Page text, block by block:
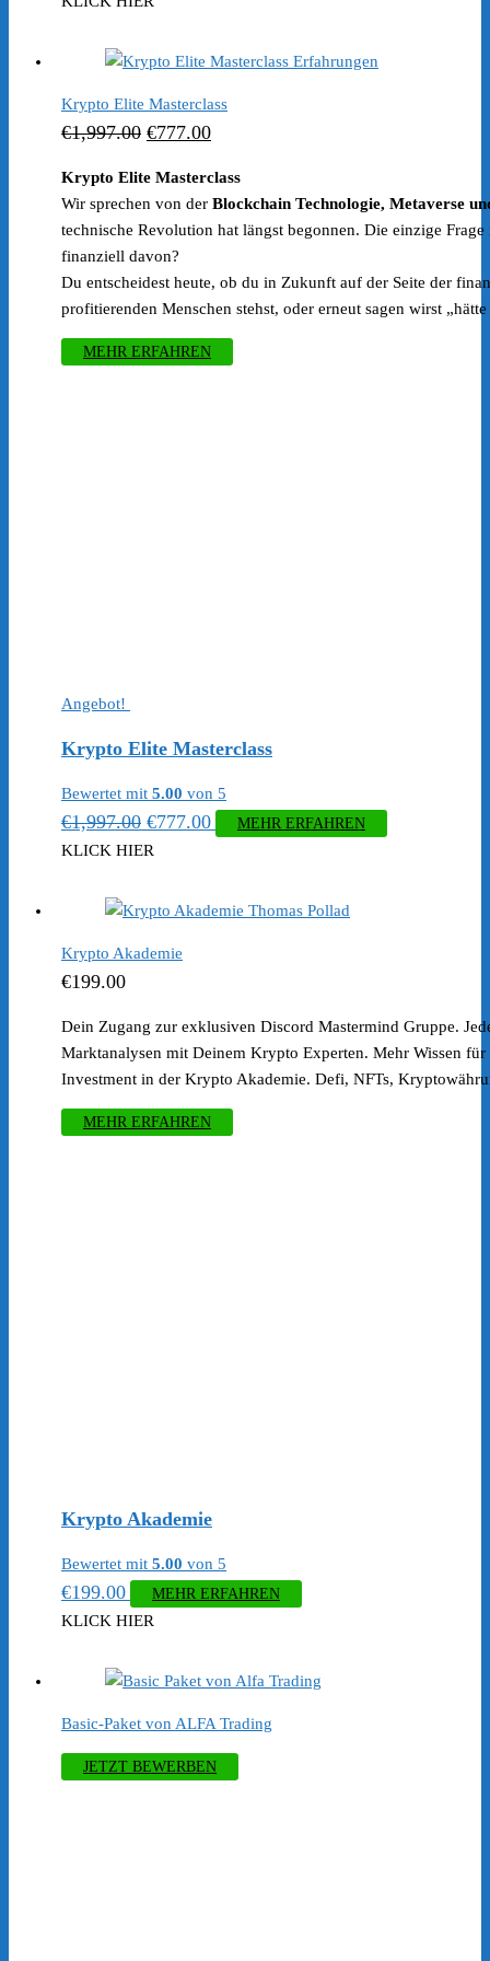
€79.00€49.00.
Krypto Elite Masterclass
€1,997.00 Ursprünglicher
€1,997.00
€777.00Aktueller
ist:
€777.00.
Krypto Elite Masterclass
Wir sprechen von der Blockchain Technologie, Metaverse
technische Revolution hat längst begonnen. Die einzige
finanziell davon?
Du entscheidest heute, ob du in Zukunft auf der Seite der
profitierenden Menschen stehst, oder erneut sagen wirst
MEHR ERFAHREN
Angebot!
Krypto Elite Masterclass
Bewertet mit 5.00 von 5
€1,997.00 Ursprünglicher
Preis
€1,997.00
€777.00Aktueller
€777.00.
MEHR ERFAHREN
KLICK HIER
Krypto Akademie
€199.00
Dein Zugang zur exklusiven Discord Mastermind Gruppe.
Marktanalysen mit Deinem Krypto Experten. Mehr Wissen
Investment in der Krypto Akademie. Defi, NFTs,
MEHR ERFAHREN
Krypto Akademie
Bewertet mit 5.00 von 5
€199.00 MEHR ERFAHREN
KLICK HIER
Basic-Paket von ALFA Trading
JETZT BEWERBEN